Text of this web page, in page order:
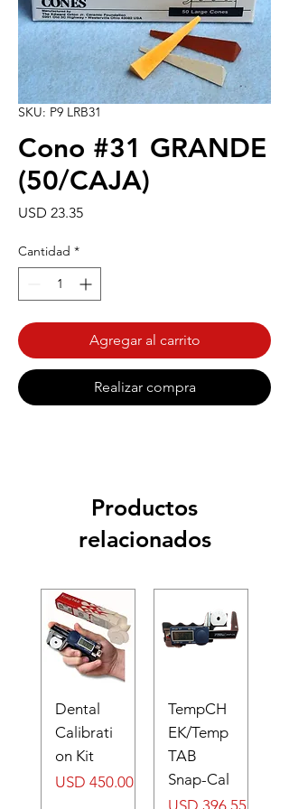
SKU: P9 LRB31
Cono #31 GRANDE
(50/CAJA)
USD 23.35Precio
Cantidad *
Agregar al carrito
Realizar compra
Productos
relacionados
Dental
Calibrati
on Kit
Precio
USD 450.00
TempCH
EK/Temp
TAB
Snap-Cal
Precio
USD 396.55